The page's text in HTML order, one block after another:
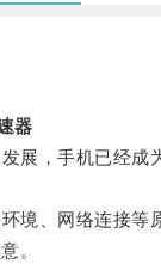
器
，手机已经成
、网络连接等
。